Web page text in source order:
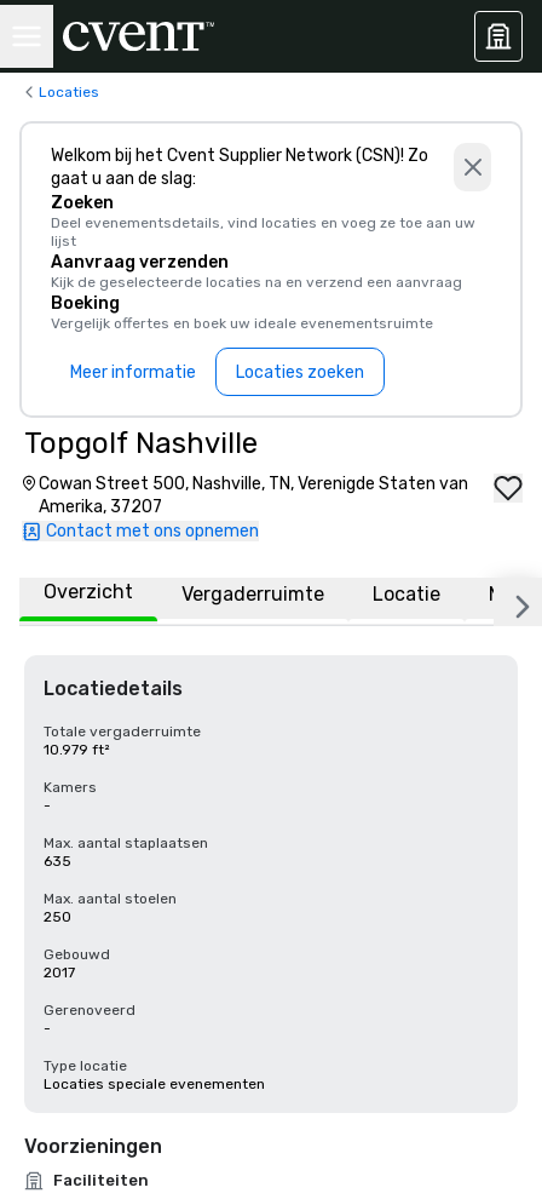
Locaties
Welkom bij het Cvent Supplier Network (CSN)! Zo
gaat u aan de slag:
Zoeken
Deel evenementsdetails, vind locaties en voeg ze toe aan uw
lijst
Aanvraag verzenden
Kijk de geselecteerde locaties na en verzend een aanvraag
Boeking
Vergelijk offertes en boek uw ideale evenementsruimte
Meer informatie Locaties zoeken
Topgolf Nashville
Cowan Street 500, Nashville, TN, Verenigde Staten van
Amerika, 37207
Contact met ons opnemen
Overzicht Vergaderruimte Locatie Meer
Locatiedetails
Totale vergaderruimte
10.979 ft²
Kamers
-
Max. aantal staplaatsen
635
Max. aantal stoelen
250
Gebouwd
2017
Gerenoveerd
-
Type locatie
Locaties speciale evenementen
Voorzieningen
Faciliteiten